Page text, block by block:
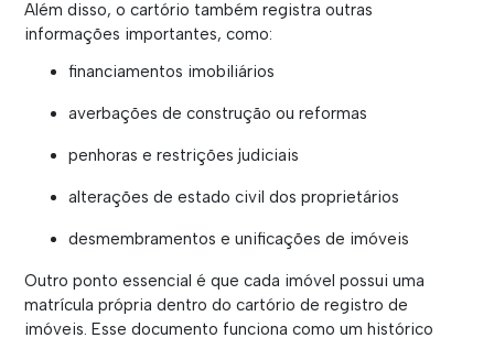
Além disso, o cartório também registra outras
informações importantes, como:
financiamentos imobiliários
averbações de construção ou reformas
penhoras e restrições judiciais
alterações de estado civil dos proprietários
desmembramentos e unificações de imóveis
Outro ponto essencial é que cada imóvel possui uma
matrícula própria dentro do cartório de registro de
imóveis. Esse documento funciona como um histórico